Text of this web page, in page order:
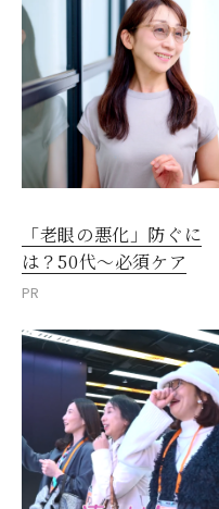
「老眼の悪化」防ぐに
は？50代～必須ケア
PR